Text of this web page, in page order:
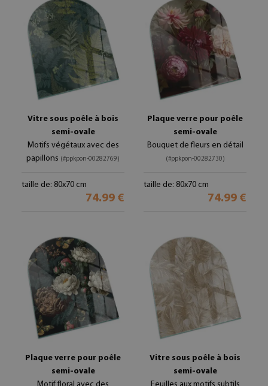
Vitre sous poêle à bois
semi-ovale
Motifs végétaux avec des
papillons (#ppkpon-00282769)
taille de: 80x70 cm
74.99 €
Plaque verre pour poêle
semi-ovale
Bouquet de fleurs en détail
(#ppkpon-00282730)
taille de: 80x70 cm
74.99 €
Plaque verre pour poêle
semi-ovale
Vitre sous poêle à bois
semi-ovale